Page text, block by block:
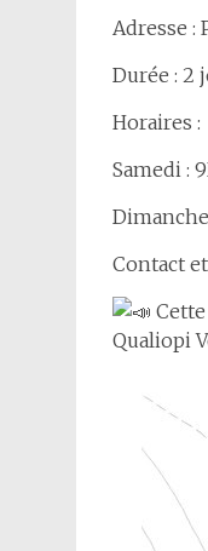
Adresse :
Durée : 2
Horaires :
Samedi :
Contact
Qualiopi